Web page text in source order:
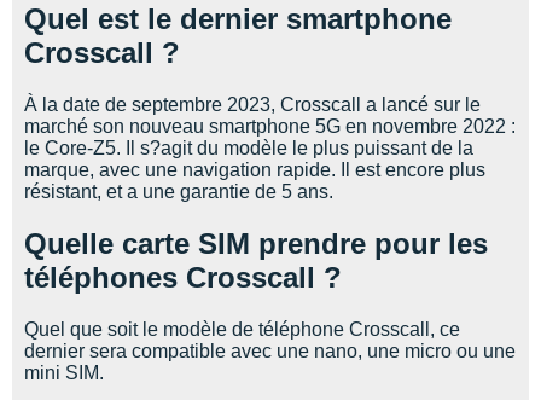
Quel est le dernier smartphone
Crosscall ?
À la date de septembre 2023, Crosscall a lancé sur le
marché son nouveau smartphone 5G en novembre 2022 :
le Core-Z5. Il s?agit du modèle le plus puissant de la
marque, avec une navigation rapide. Il est encore plus
résistant, et a une garantie de 5 ans.
Quelle carte SIM prendre pour les
téléphones Crosscall ?
Quel que soit le modèle de téléphone Crosscall, ce
dernier sera compatible avec une nano, une micro ou une
mini SIM.